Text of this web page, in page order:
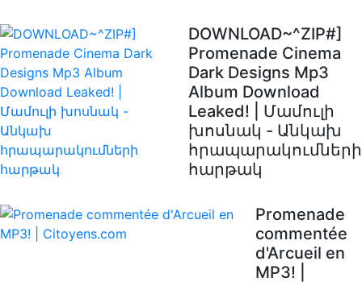
DOWNLOAD~^ZIP#]
Promenade Cinema
Dark Designs Mp3
Album Download
Leaked! | Մամուլի
խոսնակ - Անկախ
հրապարակումների
հարթակ
Promenade
commentée
d'Arcueil en
MP3! |